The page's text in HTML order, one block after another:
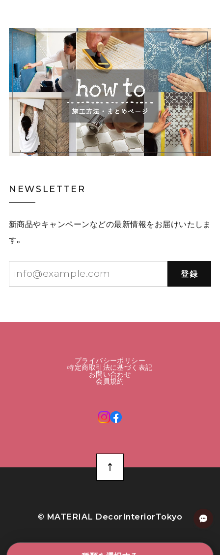
NEWSLETTER
新商品やキャンペーンなどの最新情報をお届けいたしま
す。
登録
プライバシーポリシー
特定商取引法に基づく表記
お問い合わせ
会員規約
©︎ MATERIAL DecorInteriorTokyo